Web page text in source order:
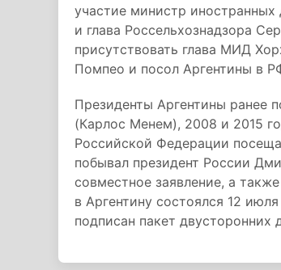
участие министр
и глава Россельхознадзора
присутствовать глава МИД
Помпео и посол Аргентины в
Президенты Аргентины ранее
(Карлос Менем), 2008 и 2015
Российской Федерации
побывал президент России
совместное заявление, а
в Аргентину состоялся 12
подписан пакет двусторонних